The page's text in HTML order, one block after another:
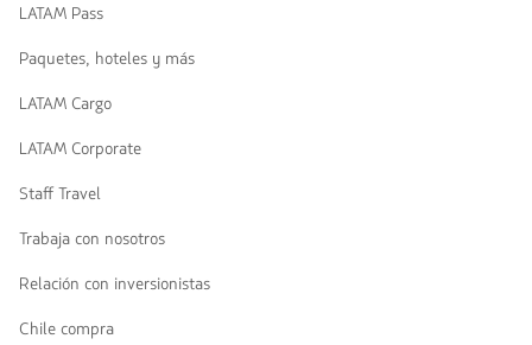
LATAM Pass
Paquetes, hoteles y más
LATAM Cargo
LATAM Corporate
Staff Travel
Trabaja con nosotros
Relación con inversionistas
Chile compra